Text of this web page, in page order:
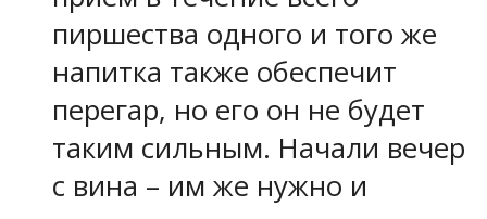
пиршества одного и того же
напитка также обеспечит
перегар, но его он не будет
таким сильным. Начали вечер
с вина – им же нужно и